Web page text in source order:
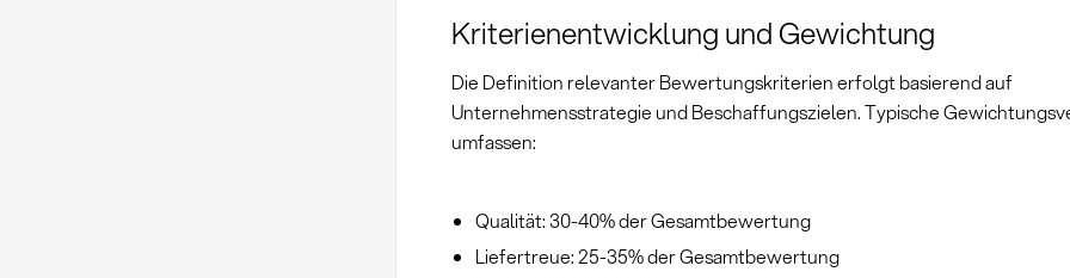
Kriterienentwicklung und Gewichtung
Die Definition relevanter Bewertungskriterien erfolgt basierend auf
Unternehmensstrategie und Beschaffungszielen. Typische
umfassen:
Qualität: 30-40% der Gesamtbewertung
Liefertreue: 25-35% der Gesamtbewertung